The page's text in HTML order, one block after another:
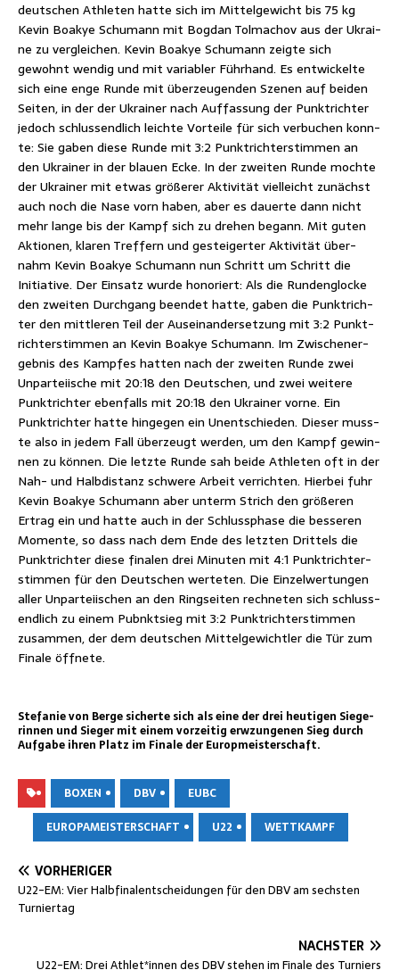
deut­schen Ath­le­ten hat­te sich im Mit­tel­ge­wicht bis 75 kg
Kevin Boakye Schu­mann mit Bog­dan Tol­ma­chov aus der Ukrai­
ne zu ver­glei­chen. Kevin Boakye Schu­mann zeig­te sich
gewohnt wen­dig und mit varia­bler Führ­hand. Es ent­wi­ckel­te
sich eine enge Run­de mit über­zeu­gen­den Sze­nen auf bei­den
Sei­ten, in der der Ukrai­ner nach Auf­fas­sung der Punkt­rich­ter
jedoch schluss­end­lich leich­te Vor­tei­le für sich ver­bu­chen konn­
te: Sie gaben die­se Run­de mit 3:2 Punkt­rich­ter­stim­men an
den Ukrai­ner in der blau­en Ecke. In der zwei­ten Run­de moch­te
der Ukrai­ner mit etwas grö­ße­rer Akti­vi­tät viel­leicht zunächst
auch noch die Nase vorn haben, aber es dau­er­te dann nicht
mehr lan­ge bis der Kampf sich zu dre­hen begann. Mit guten
Aktio­nen, kla­ren Tref­fern und gestei­ger­ter Akti­vi­tät über­
nahm Kevin Boakye Schu­mann nun Schritt um Schritt die
Initia­ti­ve. Der Ein­satz wur­de hono­riert: Als die Run­den­glo­cke
den zwei­ten Durch­gang been­det hat­te, gaben die Punkt­rich­
ter den mitt­le­ren Teil der Aus­ein­an­der­set­zung mit 3:2 Punkt­
rich­ter­stim­men an Kevin Boakye Schu­mann. Im Zwi­schen­er­
geb­nis des Kamp­fes hat­ten nach der zwei­ten Run­de zwei
Unpar­tei­ische mit 20:18 den Deut­schen, und zwei wei­te­re
Punkt­rich­ter eben­falls mit 20:18 den Ukrai­ner vor­ne. Ein
Punkt­rich­ter hat­te hin­ge­gen ein Unent­schie­den. Die­ser muss­
te also in jedem Fall über­zeugt wer­den, um den Kampf gewin­
nen zu kön­nen. Die letz­te Run­de sah bei­de Ath­le­ten oft in der
Nah- und Halb­di­stanz schwe­re Arbeit ver­rich­ten. Hier­bei fuhr
Kevin Boakye Schu­mann aber unterm Strich den grö­ße­ren
Ertrag ein und hat­te auch in der Schluss­pha­se die bes­se­ren
Momen­te, so dass nach dem Ende des letz­ten Drit­tels die
Punkt­rich­ter die­se fina­len drei Minu­ten mit 4:1 Punkt­rich­ter­
stim­men für den Deut­schen wer­te­ten. Die Ein­zel­wer­tun­gen
aller Unpar­tei­ischen an den Ring­sei­ten rech­ne­ten sich schluss­
end­lich zu einem Pubnkt­sieg mit 3:2 Punkt­rich­ter­stim­men
zusam­men, der dem deut­schen Mit­tel­ge­wicht­ler die Tür zum
Fina­le öffnete.
Ste­fa­nie von Ber­ge sicher­te sich als eine der drei heu­ti­gen Sie­ge­
rin­nen und Sie­ger mit einem vor­zei­tig erw­zun­gen­en Sieg durch
Auf­ga­be ihren Platz im Fina­le der Europmeisterschaft.
BOXEN DBV
EUBC
EUROPAMEISTERSCHAFT
U22 WETTKAMPF
VORHERIGER
U22-EM: Vier Halb­fi­nal­ent­schei­dun­gen für den DBV am sechs­ten
Turniertag
NÄCHSTER
U22-EM: Drei Athlet*innen des DBV ste­hen im Fina­le des Turniers